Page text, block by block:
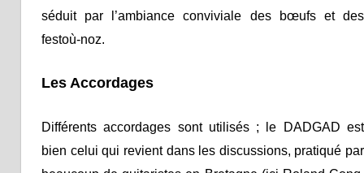
séduit par l’ambiance conviviale des bœufs et des
festoù-noz.
Les Accordages
Différents accordages sont utilisés ; le DADGAD est
bien celui qui revient dans les discussions, pratiqué par